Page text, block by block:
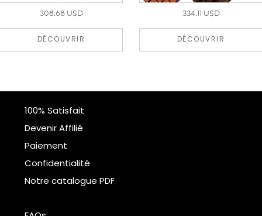
308.68 USD
DÉCOUVRIR
334.11 USD
DÉCOUVRIR
100% Satisfait
Devenir Affilié
Paiement
Confidentialité
Notre catalogue PDF